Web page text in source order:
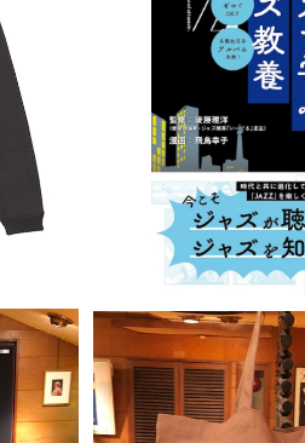
「マンガで学ぶジャズ
新刊
SOLD